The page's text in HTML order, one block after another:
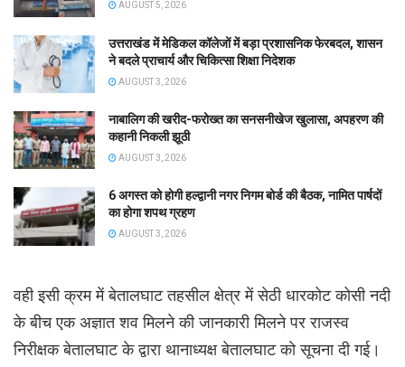
AUGUST 5, 2026
उत्तराखंड में मेडिकल कॉलेजों में बड़ा प्रशासनिक फेरबदल, शासन
ने बदले प्राचार्य और चिकित्सा शिक्षा निदेशक
AUGUST 3, 2026
नाबालिग की खरीद-फरोख्त का सनसनीखेज खुलासा, अपहरण की
कहानी निकली झूठी
AUGUST 3, 2026
6 अगस्त को होगी हल्द्वानी नगर निगम बोर्ड की बैठक, नामित पार्षदों
का होगा शपथ ग्रहण
AUGUST 3, 2026
वही इसी क्रम में बेतालघाट तहसील क्षेत्र में सेठी धारकोट कोसी नदी
के बीच एक अज्ञात शव मिलने की जानकारी मिलने पर राजस्व
निरीक्षक बेतालघाट के द्वारा थानाध्यक्ष बेतालघाट को सूचना दी गई।